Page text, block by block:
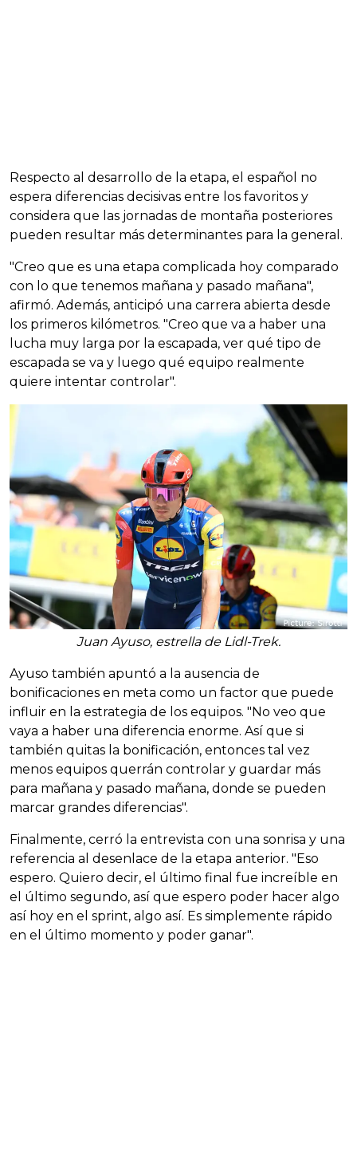
Respecto al desarrollo de la etapa, el español no
espera diferencias decisivas entre los favoritos y
considera que las jornadas de montaña posteriores
pueden resultar más determinantes para la general.
"Creo que es una etapa complicada hoy comparado
con lo que tenemos mañana y pasado mañana",
afirmó. Además, anticipó una carrera abierta desde
los primeros kilómetros. "Creo que va a haber una
lucha muy larga por la escapada, ver qué tipo de
escapada se va y luego qué equipo realmente
quiere intentar controlar".
Juan Ayuso, estrella de Lidl-Trek.
Ayuso también apuntó a la ausencia de
bonificaciones en meta como un factor que puede
influir en la estrategia de los equipos. "No veo que
vaya a haber una diferencia enorme. Así que si
también quitas la bonificación, entonces tal vez
menos equipos querrán controlar y guardar más
para mañana y pasado mañana, donde se pueden
marcar grandes diferencias".
Finalmente, cerró la entrevista con una sonrisa y una
referencia al desenlace de la etapa anterior. "Eso
espero. Quiero decir, el último final fue increíble en
el último segundo, así que espero poder hacer algo
así hoy en el sprint, algo así. Es simplemente rápido
en el último momento y poder ganar".